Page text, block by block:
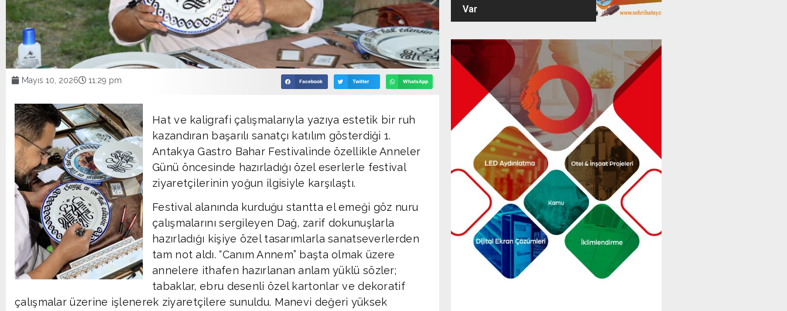
Mayıs 10, 2026 11:29 pm Facebook Twitter WhatsApp
Hat ve kaligrafi çalışmalarıyla yazıya estetik bir ruh
kazandıran başarılı sanatçı katılım gösterdiği 1.
Antakya Gastro Bahar Festivalinde özellikle Anneler
Günü öncesinde hazırladığı özel eserlerle festival
ziyaretçilerinin yoğun ilgisiyle karşılaştı.
Festival alanında kurduğu stantta el emeği göz nuru
çalışmalarını sergileyen Dağ, zarif dokunuşlarla
hazırladığı kişiye özel tasarımlarla sanatseverlerden
tam not aldı. “Canım Annem” başta olmak üzere
annelere ithafen hazırlanan anlam yüklü sözler;
tabaklar, ebru desenli özel kartonlar ve dekoratif
çalışmalar üzerine işlenerek ziyaretçilere sunuldu. Manevi değeri yüksek
Var